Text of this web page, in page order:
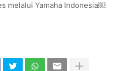
melalui Yamaha Indonesia￼